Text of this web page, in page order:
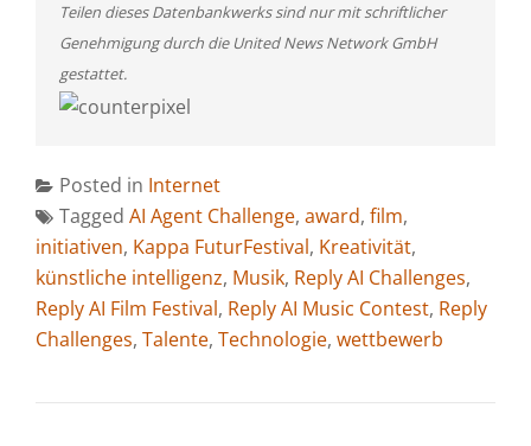
Teilen dieses Datenbankwerks sind nur mit schriftlicher
Genehmigung durch die United News Network GmbH
gestattet.
Posted in Internet
Tagged AI Agent Challenge, award, film,
initiativen, Kappa FuturFestival, Kreativität,
künstliche intelligenz, Musik, Reply AI Challenges,
Reply AI Film Festival, Reply AI Music Contest, Reply
Challenges, Talente, Technologie, wettbewerb